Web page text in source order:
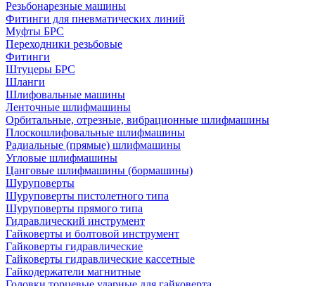
Резьбонарезные машины
Фитинги для пневматических линий
Муфты БРС
Переходники резьбовые
Фитинги
Штуцеры БРС
Шланги
Шлифовальные машины
Ленточные шлифмашины
Орбитальные, отрезные, вибрационные шлифмашины
Плоскошлифовальные шлифмашины
Радиальные (прямые) шлифмашины
Угловые шлифмашины
Цанговые шлифмашины (бормашины)
Шуруповерты
Шуруповерты пистолетного типа
Шуруповерты прямого типа
Гидравлический инструмент
Гайковерты и болтовой инструмент
Гайковерты гидравлические
Гайковерты гидравлические кассетные
Гайкодержатели магнитные